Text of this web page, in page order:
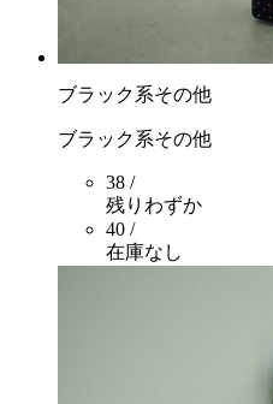
ブラック系その他
ブラック系その他
38 /
残りわずか
40 /
在庫なし